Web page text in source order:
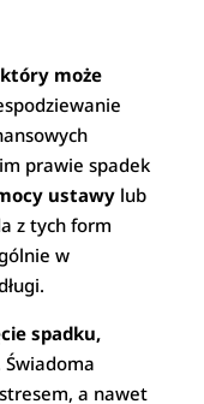
może
prawie spadek
ustawy lub
z tych form
w
spadku,
Świadoma
a nawet